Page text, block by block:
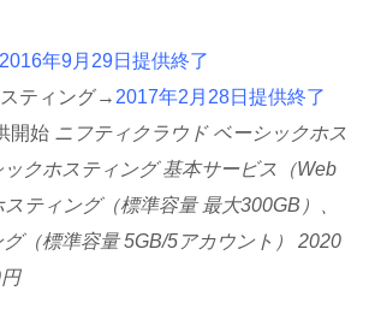
2016年9月29日提供終了
ティング→ 2017年2月28日提供終了
開始 ニフティクラウド ベーシックホス
クホスティング 基本サービス（Web
ティング（標準容量 最大300GB）、
（標準容量 5GB/5アカウント） 2020